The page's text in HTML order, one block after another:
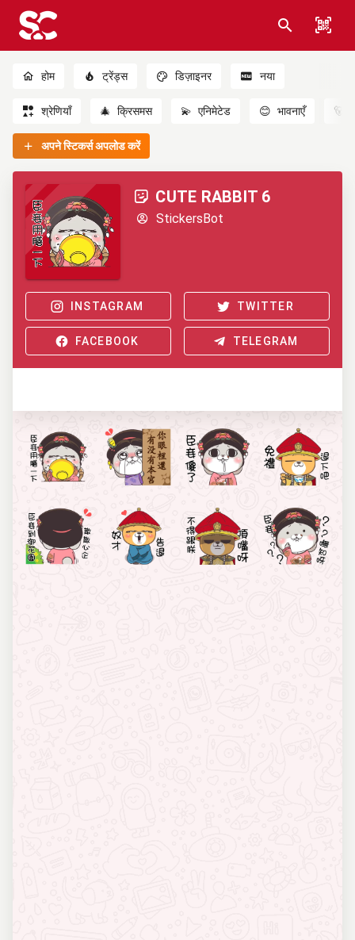
होम ट्रेंड्स डिज़ाइनर नया
श्रेणियाँ 🎄 क्रिसमस 💫 एनिमेटेड 😊 भावनाएँ 🐻
अपने स्टिकर्स अपलोड करें
CUTE RABBIT 6
StickersBot
INSTAGRAM TWITTER
FACEBOOK TELEGRAM